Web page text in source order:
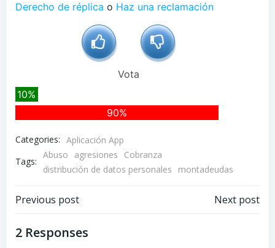
Derecho de réplica o Haz una reclamación
Vota
10%
90%
Categories: Aplicación App
Tags:
Abuso agresiones
Cobranza
distribución de datos personales
montadeudas
Navegación
de
Previous post
Navegación
Next post
2 Responses